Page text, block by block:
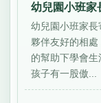
幼兒園小班家
幼兒園小班家
夥伴友好的相
的幫助下學會
孩子有一股傲...